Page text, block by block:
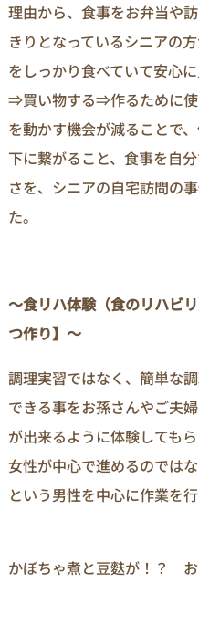
理由から、食事をお弁当や
きりとなっているシニアの
をしっかり食べていて安心
⇒買い物する⇒作るために
を動かす機会が減ることで
下に繋がること、食事を自
さを、シニアの自宅訪問の
た。
～食リハ体験（食のリハビ
つ作り】～
調理実習ではなく、簡単な
できる事をお孫さんやご夫
が出来るように体験してもら
女性が中心で進めるのでは
という男性を中心に作業を
かぼちゃ煮と豆麩が！？ お